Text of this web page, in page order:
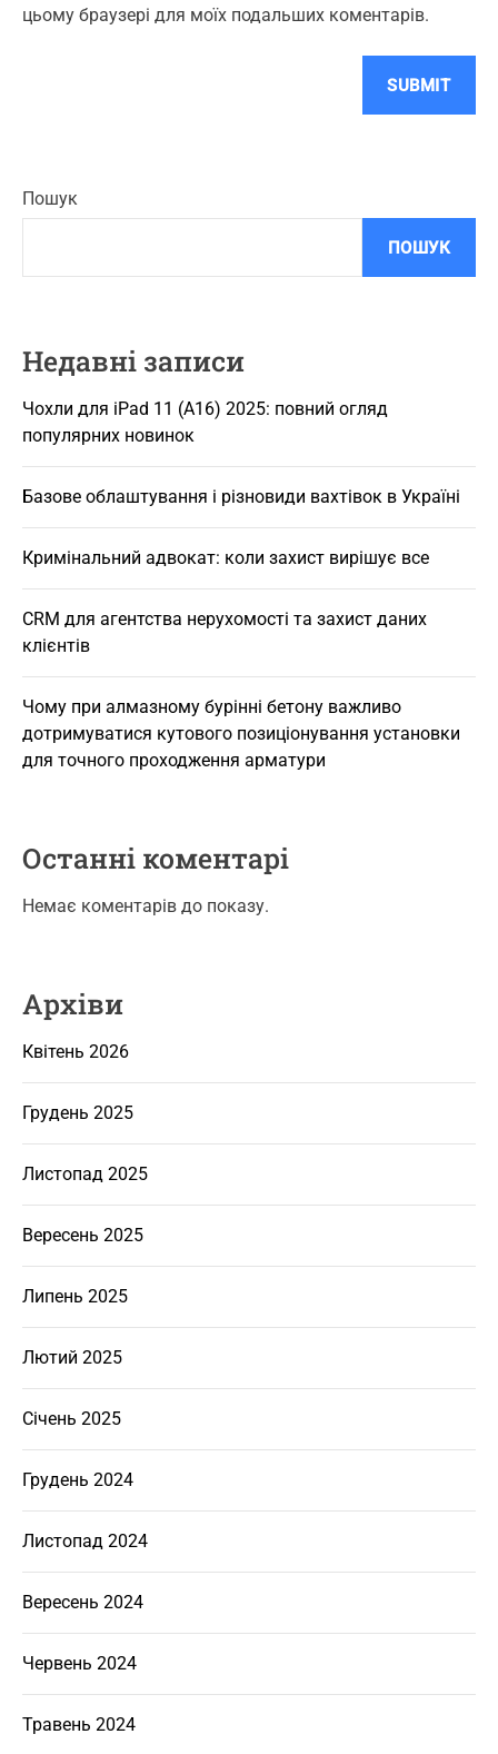
цьому браузері для моїх подальших коментарів.
Пошук
ПОШУК
Недавні записи
Чохли для iPad 11 (A16) 2025: повний огляд
популярних новинок
Базове облаштування і різновиди вахтівок в Україні
Кримінальний адвокат: коли захист вирішує все
CRM для агентства нерухомості та захист даних
клієнтів
Чому при алмазному бурінні бетону важливо
дотримуватися кутового позиціонування установки
для точного проходження арматури
Останні коментарі
Немає коментарів до показу.
Архіви
Квітень 2026
Грудень 2025
Листопад 2025
Вересень 2025
Липень 2025
Лютий 2025
Січень 2025
Грудень 2024
Листопад 2024
Вересень 2024
Червень 2024
Травень 2024